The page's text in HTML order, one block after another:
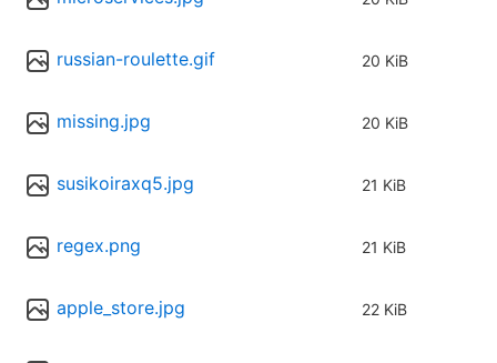
russian-roulette.gif 20 KiB
missing.jpg 20 KiB
susikoiraxq5.jpg 21 KiB
regex.png 21 KiB
apple_store.jpg 22 KiB